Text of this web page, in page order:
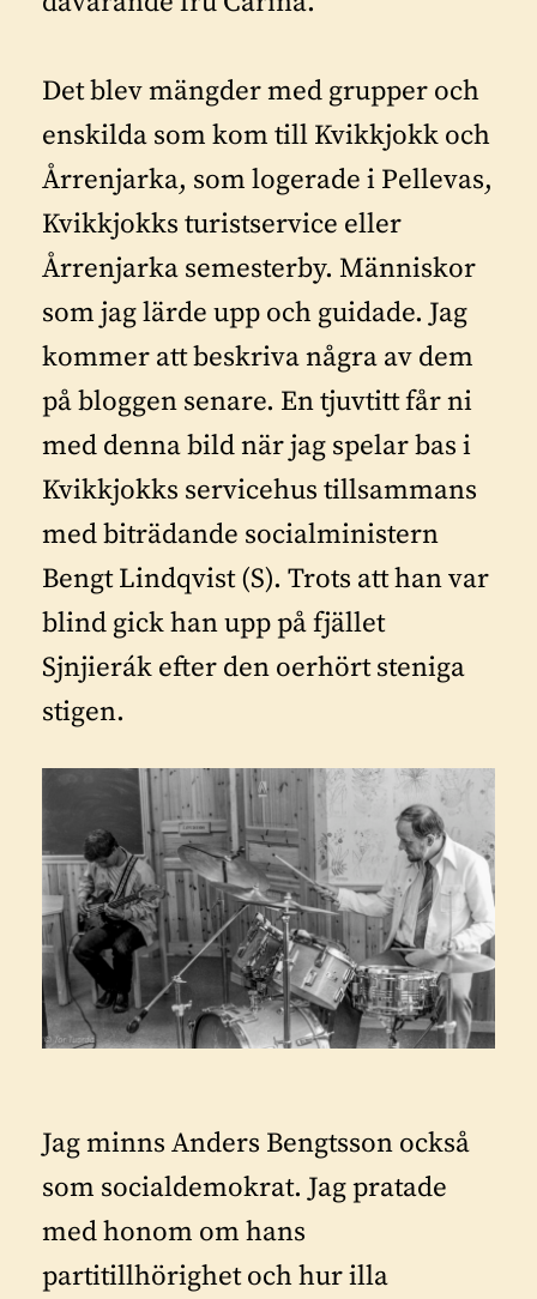
Det blev mängder med grupper och
enskilda som kom till Kvikkjokk och
Årrenjarka, som logerade i Pellevas,
Kvikkjokks turistservice eller
Årrenjarka semesterby. Människor
som jag lärde upp och guidade. Jag
kommer att beskriva några av dem
på bloggen senare. En tjuvtitt får ni
med denna bild när jag spelar bas i
Kvikkjokks servicehus tillsammans
med biträdande socialministern
Bengt Lindqvist (S). Trots att han var
blind gick han upp på fjället
Sjnjierák efter den oerhört steniga
stigen.
Jag minns Anders Bengtsson också
som socialdemokrat. Jag pratade
med honom om hans
partitillhörighet och hur illa